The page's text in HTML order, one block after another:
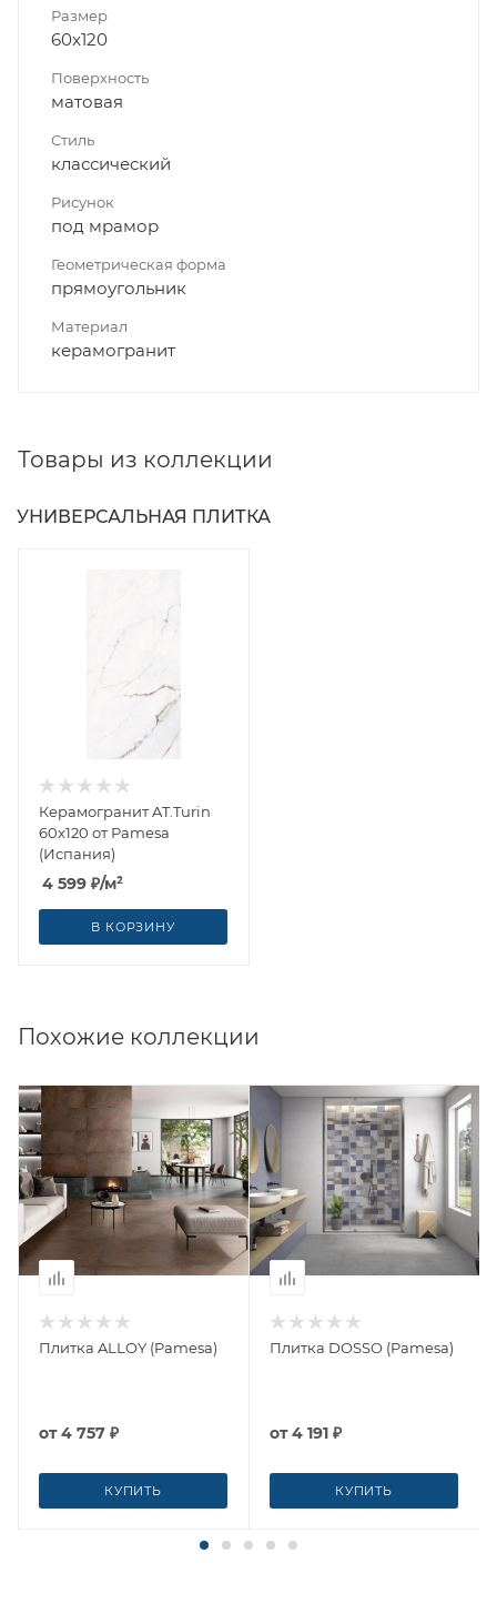
Размер
60x120
Поверхность
матовая
Стиль
классический
Рисунок
под мрамор
Геометрическая форма
прямоугольник
Материал
керамогранит
Товары из коллекции
УНИВЕРСАЛЬНАЯ ПЛИТКА
Керамогранит AT.Turin
60x120 от Pamesa
(Испания)
4 599 ₽/м²
В КОРЗИНУ
Похожие коллекции
Плитка ALLOY (Pamesa)
от4 757 ₽
КУПИТЬ
Плитка DOSSO (Pamesa)
от4 191 ₽
КУПИТЬ